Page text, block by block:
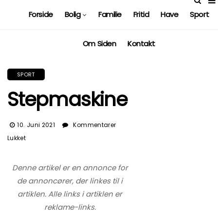
Forside Bolig Familie Fritid Have Sport
Om Siden Kontakt
SPORT
Stepmaskine
10. Juni 2021
Kommentarer
Lukket
Denne artikel er en annonce for
de annoncører, der linkes til i
artiklen. Alle links i artiklen er
reklame-links.